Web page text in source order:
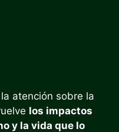
atención sobre la
los impactos
y la vida que lo